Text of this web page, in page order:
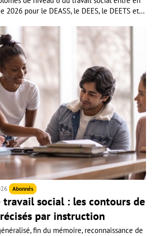
2026 pour le DEASS, le DEES, le DEETS et...
Abonnés
travail social : les contours de
par instruction
fin du mémoire, reconnaissance de